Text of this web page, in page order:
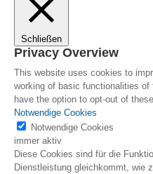
Schließen
Privacy Overview
This website uses cookies to
working of basic functionalities
have the option to opt-out of
Notwendige Cookies
Notwendige Cookies
immer aktiv
Diese Cookies sind für die
Dienstleistung gleichkommt, wie